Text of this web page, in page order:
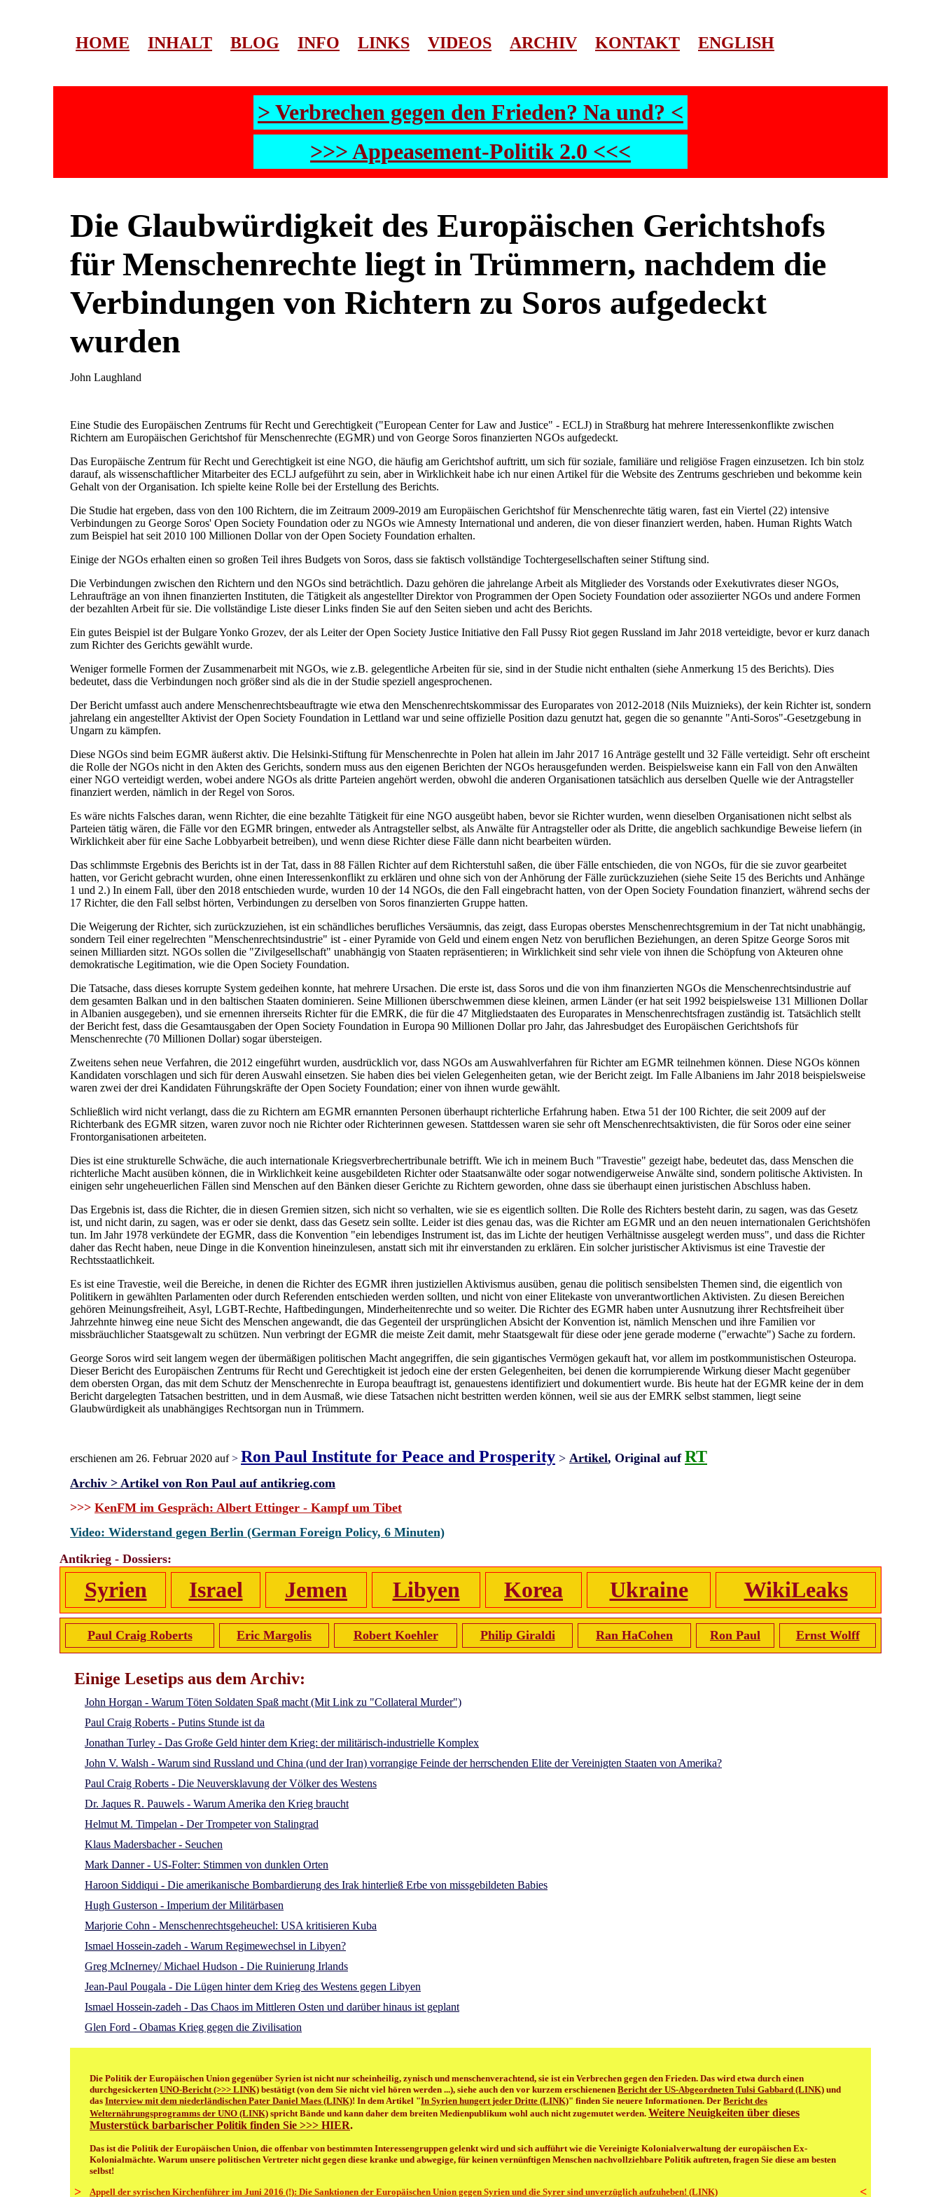
HOME INHALT BLOG INFO LINKS VIDEOS ARCHIV KONTAKT ENGLISH
> Verbrechen gegen den Frieden? Na und? <
>>> Appeasement-Politik 2.0 <<<
Die Glaubwürdigkeit des Europäischen Gerichtshofs
für Menschenrechte liegt in Trümmern, nachdem die
Verbindungen von Richtern zu Soros aufgedeckt
wurden
John Laughland
Eine Studie des Europäischen Zentrums für Recht und Gerechtigkeit ("European Center for Law and Justice" - ECLJ) in Straßburg hat mehrere Interessenkonflikte zwischen
Richtern am Europäischen Gerichtshof für Menschenrechte (EGMR) und von George Soros finanzierten NGOs aufgedeckt.
Das Europäische Zentrum für Recht und Gerechtigkeit ist eine NGO, die häufig am Gerichtshof auftritt, um sich für soziale, familiäre und religiöse Fragen einzusetzen. Ich bin stolz
darauf, als wissenschaftlicher Mitarbeiter des ECLJ aufgeführt zu sein, aber in Wirklichkeit habe ich nur einen Artikel für die Website des Zentrums geschrieben und bekomme kein
Gehalt von der Organisation. Ich spielte keine Rolle bei der Erstellung des Berichts.
Die Studie hat ergeben, dass von den 100 Richtern, die im Zeitraum 2009-2019 am Europäischen Gerichtshof für Menschenrechte tätig waren, fast ein Viertel (22) intensive
Verbindungen zu George Soros' Open Society Foundation oder zu NGOs wie Amnesty International und anderen, die von dieser finanziert werden, haben. Human Rights Watch
zum Beispiel hat seit 2010 100 Millionen Dollar von der Open Society Foundation erhalten.
Einige der NGOs erhalten einen so großen Teil ihres Budgets von Soros, dass sie faktisch vollständige Tochtergesellschaften seiner Stiftung sind.
Die Verbindungen zwischen den Richtern und den NGOs sind beträchtlich. Dazu gehören die jahrelange Arbeit als Mitglieder des Vorstands oder Exekutivrates dieser NGOs,
Lehraufträge an von ihnen finanzierten Instituten, die Tätigkeit als angestellter Direktor von Programmen der Open Society Foundation oder assoziierter NGOs und andere Formen
der bezahlten Arbeit für sie. Die vollständige Liste dieser Links finden Sie auf den Seiten sieben und acht des Berichts.
Ein gutes Beispiel ist der Bulgare Yonko Grozev, der als Leiter der Open Society Justice Initiative den Fall Pussy Riot gegen Russland im Jahr 2018 verteidigte, bevor er kurz danach
zum Richter des Gerichts gewählt wurde.
Weniger formelle Formen der Zusammenarbeit mit NGOs, wie z.B. gelegentliche Arbeiten für sie, sind in der Studie nicht enthalten (siehe Anmerkung 15 des Berichts). Dies
bedeutet, dass die Verbindungen noch größer sind als die in der Studie speziell angesprochenen.
Der Bericht umfasst auch andere Menschenrechtsbeauftragte wie etwa den Menschenrechtskommissar des Europarates von 2012-2018 (Nils Muiznieks), der kein Richter ist, sondern
jahrelang ein angestellter Aktivist der Open Society Foundation in Lettland war und seine offizielle Position dazu genutzt hat, gegen die so genannte "Anti-Soros"-Gesetzgebung in
Ungarn zu kämpfen.
Diese NGOs sind beim EGMR äußerst aktiv. Die Helsinki-Stiftung für Menschenrechte in Polen hat allein im Jahr 2017 16 Anträge gestellt und 32 Fälle verteidigt. Sehr oft erscheint
die Rolle der NGOs nicht in den Akten des Gerichts, sondern muss aus den eigenen Berichten der NGOs herausgefunden werden. Beispielsweise kann ein Fall von den Anwälten
einer NGO verteidigt werden, wobei andere NGOs als dritte Parteien angehört werden, obwohl die anderen Organisationen tatsächlich aus derselben Quelle wie der Antragsteller
finanziert werden, nämlich in der Regel von Soros.
Es wäre nichts Falsches daran, wenn Richter, die eine bezahlte Tätigkeit für eine NGO ausgeübt haben, bevor sie Richter wurden, wenn dieselben Organisationen nicht selbst als
Parteien tätig wären, die Fälle vor den EGMR bringen, entweder als Antragsteller selbst, als Anwälte für Antragsteller oder als Dritte, die angeblich sachkundige Beweise liefern (in
Wirklichkeit aber für eine Sache Lobbyarbeit betreiben), und wenn diese Richter diese Fälle dann nicht bearbeiten würden.
Das schlimmste Ergebnis des Berichts ist in der Tat, dass in 88 Fällen Richter auf dem Richterstuhl saßen, die über Fälle entschieden, die von NGOs, für die sie zuvor gearbeitet
hatten, vor Gericht gebracht wurden, ohne einen Interessenkonflikt zu erklären und ohne sich von der Anhörung der Fälle zurückzuziehen (siehe Seite 15 des Berichts und Anhänge
1 und 2.) In einem Fall, über den 2018 entschieden wurde, wurden 10 der 14 NGOs, die den Fall eingebracht hatten, von der Open Society Foundation finanziert, während sechs der
17 Richter, die den Fall selbst hörten, Verbindungen zu derselben von Soros finanzierten Gruppe hatten.
Die Weigerung der Richter, sich zurückzuziehen, ist ein schändliches berufliches Versäumnis, das zeigt, dass Europas oberstes Menschenrechtsgremium in der Tat nicht unabhängig,
sondern Teil einer regelrechten "Menschenrechtsindustrie" ist - einer Pyramide von Geld und einem engen Netz von beruflichen Beziehungen, an deren Spitze George Soros mit
seinen Milliarden sitzt. NGOs sollen die "Zivilgesellschaft" unabhängig von Staaten repräsentieren; in Wirklichkeit sind sehr viele von ihnen die Schöpfung von Akteuren ohne
demokratische Legitimation, wie die Open Society Foundation.
Die Tatsache, dass dieses korrupte System gedeihen konnte, hat mehrere Ursachen. Die erste ist, dass Soros und die von ihm finanzierten NGOs die Menschenrechtsindustrie auf
dem gesamten Balkan und in den baltischen Staaten dominieren. Seine Millionen überschwemmen diese kleinen, armen Länder (er hat seit 1992 beispielsweise 131 Millionen Dollar
in Albanien ausgegeben), und sie ernennen ihrerseits Richter für die EMRK, die für die 47 Mitgliedstaaten des Europarates in Menschenrechtsfragen zuständig ist. Tatsächlich stellt
der Bericht fest, dass die Gesamtausgaben der Open Society Foundation in Europa 90 Millionen Dollar pro Jahr, das Jahresbudget des Europäischen Gerichtshofs für
Menschenrechte (70 Millionen Dollar) sogar übersteigen.
Zweitens sehen neue Verfahren, die 2012 eingeführt wurden, ausdrücklich vor, dass NGOs am Auswahlverfahren für Richter am EGMR teilnehmen können. Diese NGOs können
Kandidaten vorschlagen und sich für deren Auswahl einsetzen. Sie haben dies bei vielen Gelegenheiten getan, wie der Bericht zeigt. Im Falle Albaniens im Jahr 2018 beispielsweise
waren zwei der drei Kandidaten Führungskräfte der Open Society Foundation; einer von ihnen wurde gewählt.
Schließlich wird nicht verlangt, dass die zu Richtern am EGMR ernannten Personen überhaupt richterliche Erfahrung haben. Etwa 51 der 100 Richter, die seit 2009 auf der
Richterbank des EGMR sitzen, waren zuvor noch nie Richter oder Richterinnen gewesen. Stattdessen waren sie sehr oft Menschenrechtsaktivisten, die für Soros oder eine seiner
Frontorganisationen arbeiteten.
Dies ist eine strukturelle Schwäche, die auch internationale Kriegsverbrechertribunale betrifft. Wie ich in meinem Buch "Travestie" gezeigt habe, bedeutet das, dass Menschen die
richterliche Macht ausüben können, die in Wirklichkeit keine ausgebildeten Richter oder Staatsanwälte oder sogar notwendigerweise Anwälte sind, sondern politische Aktivisten. In
einigen sehr ungeheuerlichen Fällen sind Menschen auf den Bänken dieser Gerichte zu Richtern geworden, ohne dass sie überhaupt einen juristischen Abschluss haben.
Das Ergebnis ist, dass die Richter, die in diesen Gremien sitzen, sich nicht so verhalten, wie sie es eigentlich sollten. Die Rolle des Richters besteht darin, zu sagen, was das Gesetz
ist, und nicht darin, zu sagen, was er oder sie denkt, dass das Gesetz sein sollte. Leider ist dies genau das, was die Richter am EGMR und an den neuen internationalen Gerichtshöfen
tun. Im Jahr 1978 verkündete der EGMR, dass die Konvention "ein lebendiges Instrument ist, das im Lichte der heutigen Verhältnisse ausgelegt werden muss", und dass die Richter
daher das Recht haben, neue Dinge in die Konvention hineinzulesen, anstatt sich mit ihr einverstanden zu erklären. Ein solcher juristischer Aktivismus ist eine Travestie der
Rechtsstaatlichkeit.
Es ist eine Travestie, weil die Bereiche, in denen die Richter des EGMR ihren justiziellen Aktivismus ausüben, genau die politisch sensibelsten Themen sind, die eigentlich von
Politikern in gewählten Parlamenten oder durch Referenden entschieden werden sollten, und nicht von einer Elitekaste von unverantwortlichen Aktivisten. Zu diesen Bereichen
gehören Meinungsfreiheit, Asyl, LGBT-Rechte, Haftbedingungen, Minderheitenrechte und so weiter. Die Richter des EGMR haben unter Ausnutzung ihrer Rechtsfreiheit über
Jahrzehnte hinweg eine neue Sicht des Menschen angewandt, die das Gegenteil der ursprünglichen Absicht der Konvention ist, nämlich Menschen und ihre Familien vor
missbräuchlicher Staatsgewalt zu schützen. Nun verbringt der EGMR die meiste Zeit damit, mehr Staatsgewalt für diese oder jene gerade moderne ("erwachte") Sache zu fordern.
George Soros wird seit langem wegen der übermäßigen politischen Macht angegriffen, die sein gigantisches Vermögen gekauft hat, vor allem im postkommunistischen Osteuropa.
Dieser Bericht des Europäischen Zentrums für Recht und Gerechtigkeit ist jedoch eine der ersten Gelegenheiten, bei denen die korrumpierende Wirkung dieser Macht gegenüber
dem obersten Organ, das mit dem Schutz der Menschenrechte in Europa beauftragt ist, genauestens identifiziert und dokumentiert wurde. Bis heute hat der EGMR keine der in dem
Bericht dargelegten Tatsachen bestritten, und in dem Ausmaß, wie diese Tatsachen nicht bestritten werden können, weil sie aus der EMRK selbst stammen, liegt seine
Glaubwürdigkeit als unabhängiges Rechtsorgan nun in Trümmern.
erschienen am 26. Februar 2020 auf> Ron Paul Institute for Peace and Prosperity > Artikel, Original auf RT
Archiv > Artikel von Ron Paul auf antikrieg.com
>>> KenFM im Gespräch: Albert Ettinger - Kampf um Tibet
Video: Widerstand gegen Berlin (German Foreign Policy, 6 Minuten)
Antikrieg - Dossiers:
Syrien Israel Jemen Libyen Korea Ukraine WikiLeaks
Paul Craig Roberts Eric Margolis Robert Koehler Philip Giraldi Ran HaCohen Ron Paul Ernst Wolff
Einige Lesetips aus dem Archiv:
John Horgan - Warum Töten Soldaten Spaß macht (Mit Link zu "Collateral Murder")
Paul Craig Roberts - Putins Stunde ist da
Jonathan Turley - Das Große Geld hinter dem Krieg: der militärisch-industrielle Komplex
John V. Walsh - Warum sind Russland und China (und der Iran) vorrangige Feinde der herrschenden Elite der Vereinigten Staaten von Amerika?
Paul Craig Roberts - Die Neuversklavung der Völker des Westens
Dr. Jaques R. Pauwels - Warum Amerika den Krieg braucht
Helmut M. Timpelan - Der Trompeter von Stalingrad
Klaus Madersbacher - Seuchen
Mark Danner - US-Folter: Stimmen von dunklen Orten
Haroon Siddiqui - Die amerikanische Bombardierung des Irak hinterließ Erbe von missgebildeten Babies
Hugh Gusterson - Imperium der Militärbasen
Marjorie Cohn - Menschenrechtsgeheuchel: USA kritisieren Kuba
Ismael Hossein-zadeh - Warum Regimewechsel in Libyen?
Greg McInerney/ Michael Hudson - Die Ruinierung Irlands
Jean-Paul Pougala - Die Lügen hinter dem Krieg des Westens gegen Libyen
Ismael Hossein-zadeh - Das Chaos im Mittleren Osten und darüber hinaus ist geplant
Glen Ford - Obamas Krieg gegen die Zivilisation
Die Politik der Europäischen Union gegenüber Syrien ist nicht nur scheinheilig, zynisch und menschenverachtend, sie ist ein Verbrechen gegen den Frieden. Das wird etwa durch einen
durchgesickerten UNO-Bericht (>>> LINK) bestätigt (von dem Sie nicht viel hören werden ...), siehe auch den vor kurzem erschienenen Bericht der US-Abgeordneten Tulsi Gabbard (LINK) und
das Interview mit dem niederländischen Pater Daniel Maes (LINK)! In dem Artikel "In Syrien hungert jeder Dritte (LINK)" finden Sie neuere Informationen. Der Bericht des
Welternährungsprogramms der UNO (LINK) spricht Bände und kann daher dem breiten Medienpublikum wohl auch nicht zugemutet werden. Weitere Neuigkeiten über dieses
Musterstück barbarischer Politik finden Sie >>> HIER.
Das ist die Politik der Europäischen Union, die offenbar von bestimmten Interessengruppen gelenkt wird und sich aufführt wie die Vereinigte Kolonialverwaltung der europäischen Ex-
Kolonialmächte. Warum unsere politischen Vertreter nicht gegen diese kranke und abwegige, für keinen vernünftigen Menschen nachvollziehbare Politik auftreten, fragen Sie diese am besten
selbst!
> Appell der syrischen Kirchenführer im Juni 2016 (!): Die Sanktionen der Europäischen Union gegen Syrien und die Syrer sind unverzüglich aufzuheben! (LINK) <